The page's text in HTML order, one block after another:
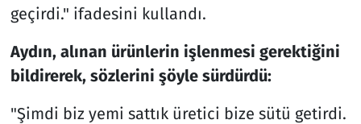
geçirdi." ifadesini kullandı.
Aydın, alınan ürünlerin işlenmesi gerektiğini
bildirerek, sözlerini şöyle sürdürdü:
"Şimdi biz yemi sattık üretici bize sütü getirdi.